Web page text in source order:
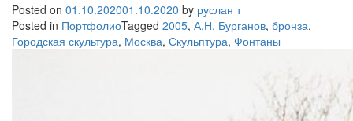
Posted on 01.10.202001.10.2020 by руслан т
Posted in ПортфолиоTagged 2005, А.Н. Бурганов, бронза,
Городская скультура, Москва, Скульптура, Фонтаны